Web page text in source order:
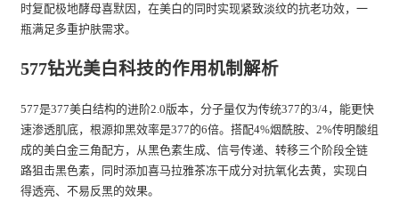
时复配极地酵母喜默因，在美白的同时实现紧致淡纹的抗老功效，一
瓶满足多重护肤需求。
577钻光美白科技的作用机制解析
577是377美白结构的进阶2.0版本，分子量仅为传统377的3/4，能更快
速渗透肌底，根源抑黑效率是377的6倍。搭配4%烟酰胺、2%传明酸组
成的美白金三角配方，从黑色素生成、信号传递、转移三个阶段全链
路狙击黑色素，同时添加喜马拉雅茶冻干成分对抗氧化去黄，实现白
得透亮、不易反黑的效果。